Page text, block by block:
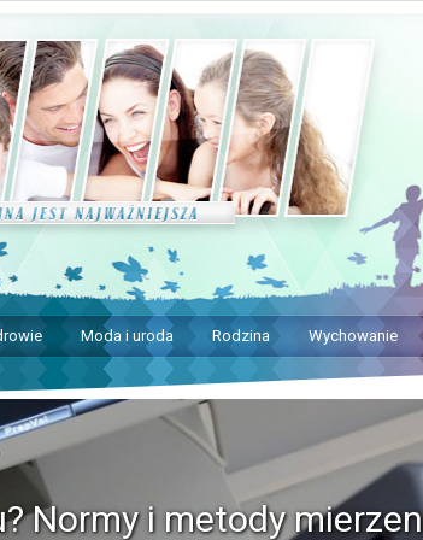
Moda i uroda Rodzina Wychowanie
Normy i metody